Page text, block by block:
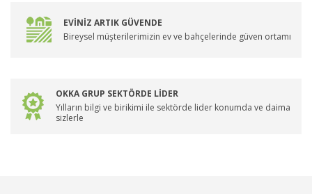
EVİNİZ ARTIK GÜVENDE
Bireysel müşterilerimizin ev ve bahçelerinde güven ortamı
OKKA GRUP SEKTÖRDE LİDER
Yılların bilgi ve birikimi ile sektörde lider konumda ve daima
sizlerle